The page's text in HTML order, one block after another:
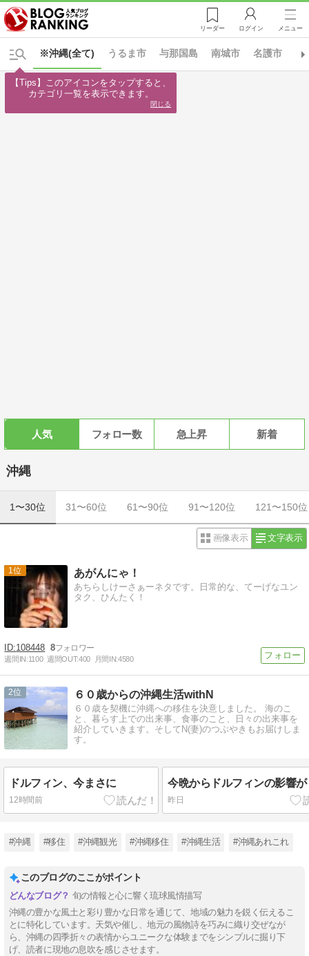
リーダー ログイン メニュー
※沖縄(全て) うるま市 与那国島 南城市 名護市
人気 フォロー数 急上昇 新着
沖縄
1〜30位 31〜60位 61〜90位 91〜120位 121〜150位
画像表示 文字表示
1 あがんにゃ！
あちらしけーさぁーネタです。日常的な、てーげなユン
タク、ひんたく！
108448 8
週間IN:1100 週間OUT:400 月間IN:4580
2 ６０歳からの沖縄生活withN
６０歳を契機に沖縄への移住を決意しました。 海のこ
と、暮らす上での出来事、食事のこと、日々の出来事を
紹介していきます。そしてN(妻)のつぶやきもお届けしま
す。
ドルフィン、今まさに
12時間前
今晩からドルフィンの影響
昨日
#沖縄 #移住 #沖縄観光 #沖縄移住 #沖縄生活 #沖縄あれこれ
このブログのここがポイント
旬の情報と心に響く琉球風情描写
沖縄の豊かな風土と彩り豊かな日常を通じて、地域の魅力を鋭く伝えるこ
とに特化しています。天気や催し、地元の風物詩を巧みに織り交ぜなが
ら、沖縄の四季折々の表情からユニークな体験までをシンプルに掘り下
げ、読者に現地の息吹を感じさせます。
【Tips】このアイコンをタップすると、
カテゴリ一覧を表示できます。
閉じる